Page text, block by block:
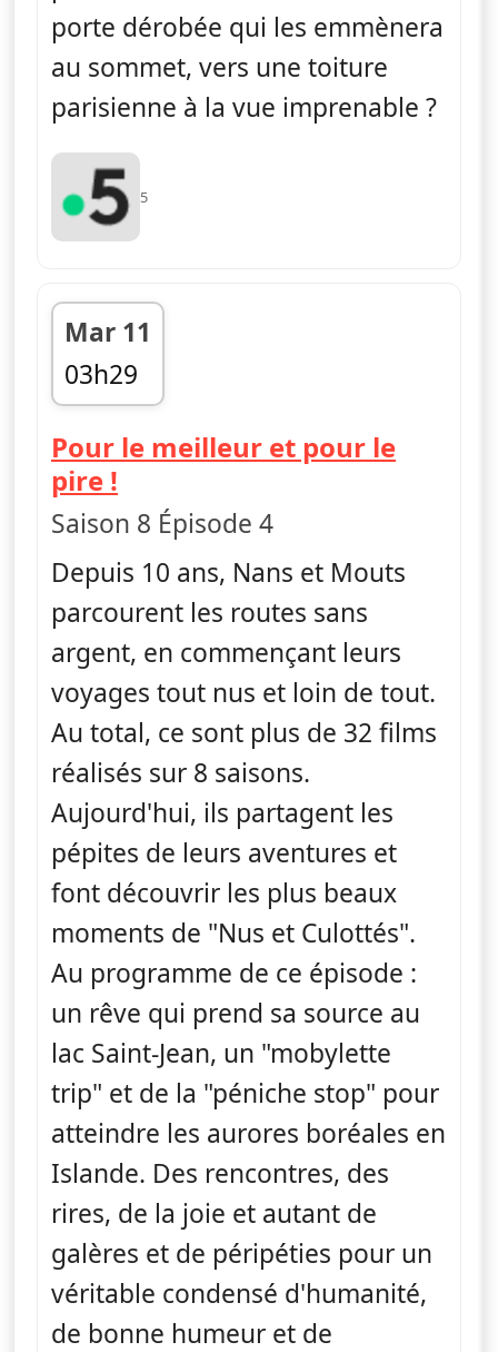
porte dérobée qui les emmènera
au sommet, vers une toiture
parisienne à la vue imprenable ?
5
Mar 11
03h29
fin 04h21
Pour le meilleur et pour le
pire !
Saison 8 Épisode 4
Depuis 10 ans, Nans et Mouts
parcourent les routes sans
argent, en commençant leurs
voyages tout nus et loin de tout.
Au total, ce sont plus de 32 films
réalisés sur 8 saisons.
Aujourd'hui, ils partagent les
pépites de leurs aventures et
font découvrir les plus beaux
moments de "Nus et Culottés".
Au programme de ce épisode :
un rêve qui prend sa source au
lac Saint-Jean, un "mobylette
trip" et de la "péniche stop" pour
atteindre les aurores boréales en
Islande. Des rencontres, des
rires, de la joie et autant de
galères et de péripéties pour un
véritable condensé d'humanité,
de bonne humeur et de